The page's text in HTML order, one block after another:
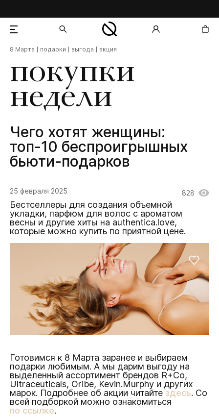
покупки
недели
Чего хотят женщины:
топ-10 беспроигрышных
бьюти-подарков
8 Марта подарки выгода акция
25 февраля 2025 828
Бестселлеры для создания объемной
укладки, парфюм для волос с ароматом
весны и другие хиты на authentica.love,
которые можно купить по приятной цене.
Готовимся к 8 Марта заранее и выбираем
подарки любимым. А мы дарим выгоду на
выделенный ассортимент брендов R+Co,
Ultraceuticals, Oribe, Kevin.Murphy и других
марок. Подробнее об акции читайте здесь. Со
всей подборкой можно ознакомиться
по ссылке.